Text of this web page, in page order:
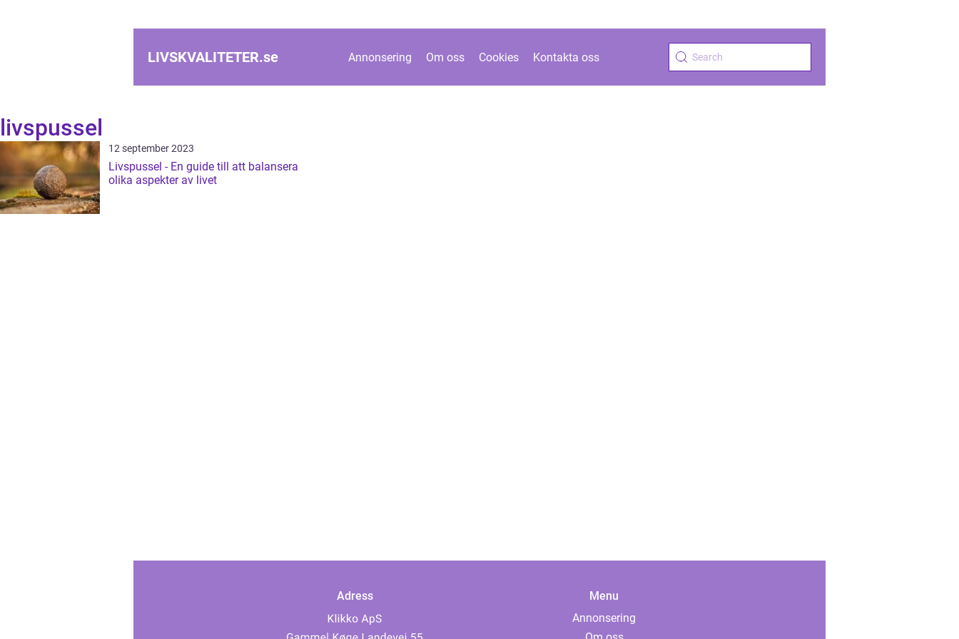
LIVSKVALITETER.se Annonsering Om oss Cookies Kontakta oss
livspussel
12 september 2023
Livspussel - En guide till att balansera
olika aspekter av livet
Adress
Menu
Annonsering